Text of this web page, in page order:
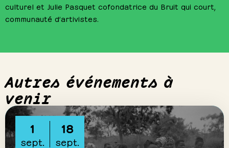
culturel et Julie Pasquet cofondatrice du Bruit qui court,
communauté d’artivistes.
Autres événements à
venir
1
sept.
18
sept.